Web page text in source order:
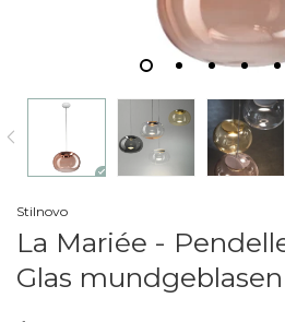
Stilnovo
La Mariée -
Glas